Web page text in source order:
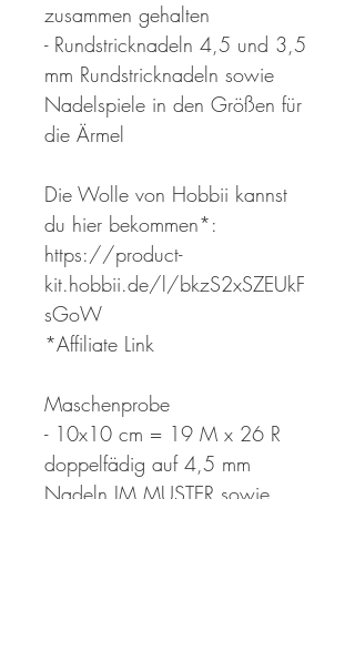
zusammen gehalten
- Rundstricknadeln 4,5 und 3,5
mm Rundstricknadeln sowie
Nadelspiele in den Größen für
die Ärmel
Die Wolle von Hobbii kannst
du hier bekommen*:
https://product-
kit.hobbii.de/l/bkzS2xSZEUkF
sGoW
*Affiliate Link
Maschenprobe
- 10x10 cm = 19 M x 26 R
doppelfädig auf 4,5 mm
Nadeln IM MUSTER sowie